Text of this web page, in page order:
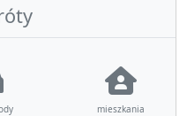
mieszkania